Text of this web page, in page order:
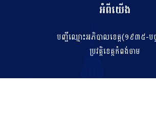
អំពីយើង
បញ្ជីឈ្មោះអភិបាលខេត្ត(១៩៣៥-បច្
ប្រវត្តិខេត្តកំពង់ចាម